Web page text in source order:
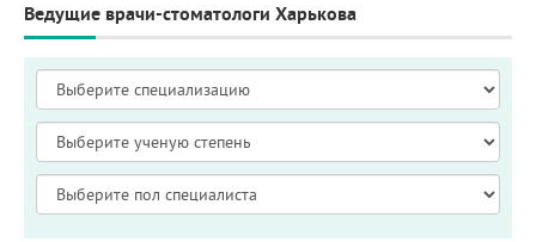
Ведущие врачи-стоматологи Харькова